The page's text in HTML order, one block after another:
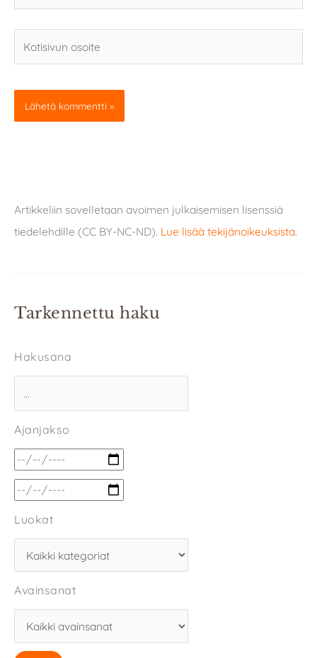
osoite
Artikkeliin sovelletaan avoimen julkaisemisen lisenssiä
tiedelehdille (CC BY-NC-ND). Lue lisää tekijänoikeuksista.
Tarkennettu haku
Hakusana
Ajanjakso
Luokat
Avainsanat